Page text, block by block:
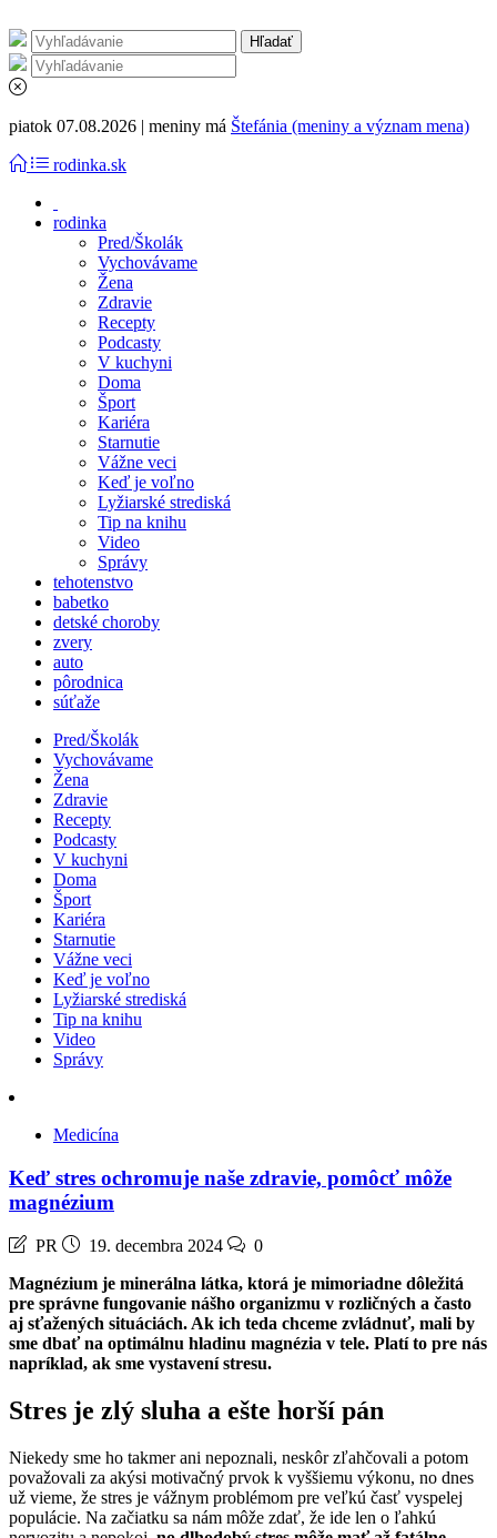
piatok 07.08.2026 | meniny má Štefánia (meniny a význam mena)
rodinka.sk
rodinka
Pred/Školák
Vychovávame
Žena
Zdravie
Recepty
Podcasty
V kuchyni
Doma
Šport
Kariéra
Starnutie
Vážne veci
Keď je voľno
Lyžiarské strediská
Tip na knihu
Video
Správy
tehotenstvo
babetko
detské choroby
zvery
auto
pôrodnica
súťaže
Pred/Školák
Vychovávame
Žena
Zdravie
Recepty
Podcasty
V kuchyni
Doma
Šport
Kariéra
Starnutie
Vážne veci
Keď je voľno
Lyžiarské strediská
Tip na knihu
Video
Správy
Medicína
Keď stres ochromuje naše zdravie, pomôcť môže
magnézium
PR 19. decembra 2024
0
Magnézium je minerálna látka, ktorá je mimoriadne dôležitá
pre správne fungovanie nášho organizmu v rozličných a často
aj sťažených situáciách. Ak ich teda chceme zvládnuť, mali by
sme dbať na optimálnu hladinu magnézia v tele. Platí to pre nás
napríklad, ak sme vystavení stresu.
Stres je zlý sluha a ešte horší pán
Niekedy sme ho takmer ani nepoznali, neskôr zľahčovali a potom
považovali za akýsi motivačný prvok k vyššiemu výkonu, no dnes
už vieme, že stres je vážnym problémom pre veľkú časť vyspelej
populácie. Na začiatku sa nám môže zdať, že ide len o ľahkú